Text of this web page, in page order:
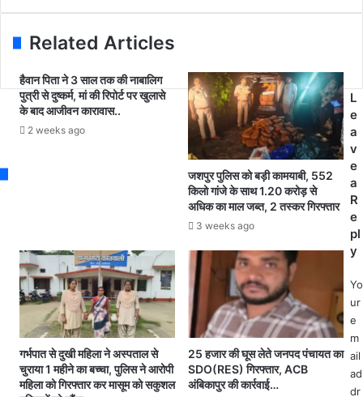
ल
ना
रि
क
के
आ
रो
कां
ग्रे
ल
ज
पि
क
नि
ना
अं
Related Articles
हैवान पिता ने 3 साल तक की नाबालिग
पुत्री से दुष्कर्म, मां की रिपोर्ट पर खुलासे
के बाद आजीवन कारावास..
2 weeks ago
जशपुर पुलिस को बड़ी कामयाबी, 552
किलो गांजे के साथ 1.20 करोड़ से
अधिक का माल जब्त, 2 तस्कर गिरफ्तार
3 weeks ago
गर्भपात से दुखी महिला ने अस्पताल से
चुराया 1 महीने का बच्चा, पुलिस ने आरोपी
महिला को गिरफ्तार कर मासूम को सकुशल
25 हजार की घूस लेते जनपद पंचायत का
SDO(RES) गिरफ्तार, ACB
अंबिकापुर की कार्रवाई…
L
e
a
v
e
a
R
e
pl
y
Yo
ur
e
m
ail
ad
dr